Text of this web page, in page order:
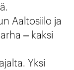
Aaltosiilo ja
‒ kaksi
Yksi